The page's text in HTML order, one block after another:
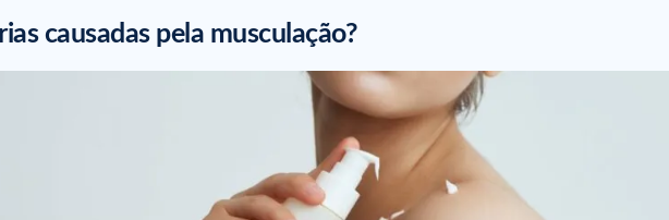
causadas pela musculação?